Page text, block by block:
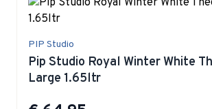
PIP Studio
Pip Studio Royal Winter White
Large 1.65ltr